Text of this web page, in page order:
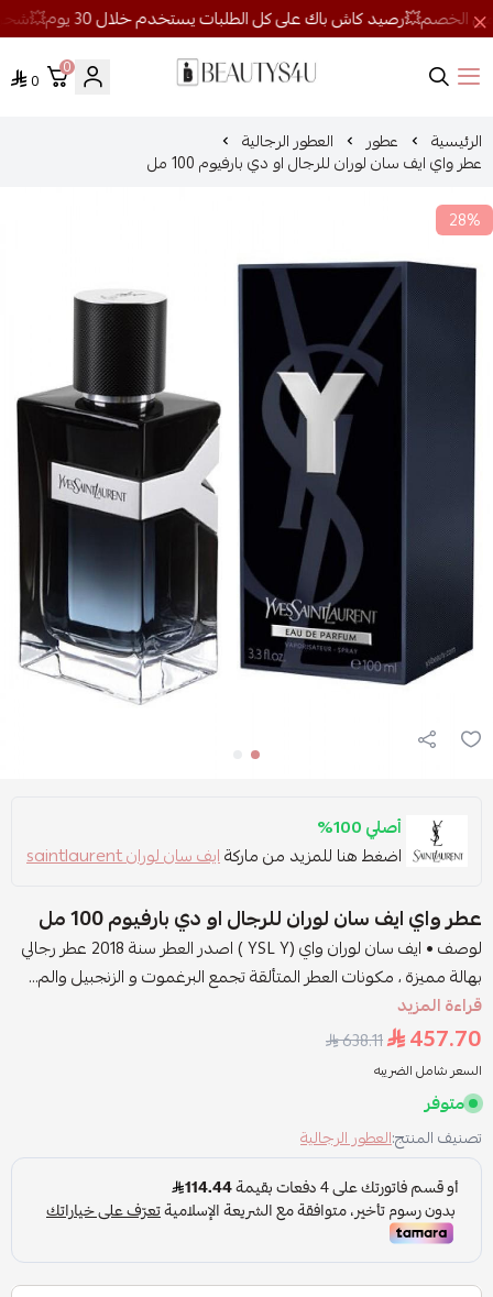
روائح الجمال
0
0
الرئيسية عطور العطور الرجالية
عطر واي ايف سان لوران للرجال او دي بارفيوم 100 مل
28%
أصلي 100%
اضغط هنا للمزيد من ماركةايف سان لوران saintlaurent
عطر واي ايف سان لوران للرجال او دي بارفيوم 100 مل
لوصف • ايف سان لوران واي (YSL Y ) اصدر العطر سنة 2018 عطر رجالي
بهالة مميزة ، مكونات العطر المتألقة تجمع البرغموت و الزنجبيل والم...
قراءة المزيد
457.70
638.11
السعر شامل الضريبه
متوفر
تصنيف المنتج:العطور الرجالية